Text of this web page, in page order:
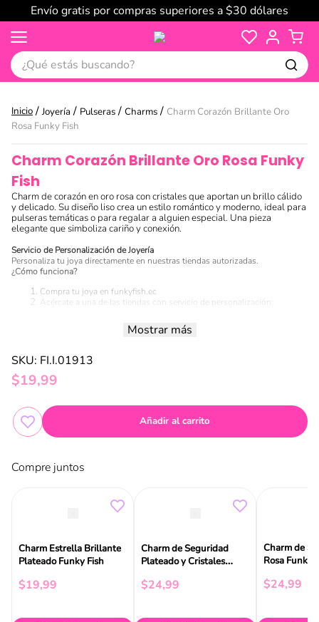
Envío gratis por compras superiores a $30 dólares
¿Qué estás buscando?
Joyería Pulseras Charms
Charm Corazón Brillante Oro
Rosa Funky Fish
Charm Corazón Brillante Oro Rosa Funky
Fish
Charm de corazón en oro rosa con cristales que aportan un brillo cálido
y delicado. Su diseño liso crea un estilo romántico y moderno, ideal para
pulseras temáticas o para regalar a alguien especial. Una pieza
elegante que simboliza cariño y conexión.
Servicio de Personalización de Joyería
Personaliza tu joya directamente en nuestras tiendas autorizadas.
¿Cómo funciona?
Compra tu joya en funkyfish.ec
Acércate a una de las tiendas con servicio de personalización:
Presenta la factura de tu compra de la joya que se puede personalizar.
Realiza el pago del servicio en el punto de venta.
El proceso se completa en tienda y nuestro equipo se encargará de
personalizar tu pieza según la disponibilidad del servicio.
Mostrar más
SKU: FI.I.01913
$19,99
Añadir al carrito
Compre juntos
Charm Estrella Brillante
Plateado Funky Fish
$19,99
Charm de Seguridad
Plateado y Cristales
$24,99
Charm de
Rosa Funky
$24,99